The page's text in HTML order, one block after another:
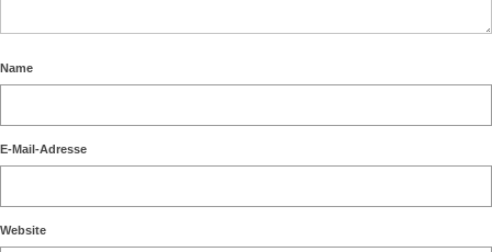
Name
E-Mail-Adresse
Website